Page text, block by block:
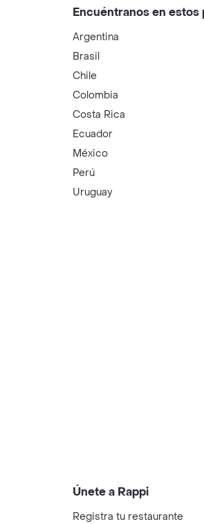
Encuéntranos en estos
Argentina
Brasil
Chile
Colombia
Costa Rica
Ecuador
México
Perú
Uruguay
Únete a Rappi
Registra tu restaurante